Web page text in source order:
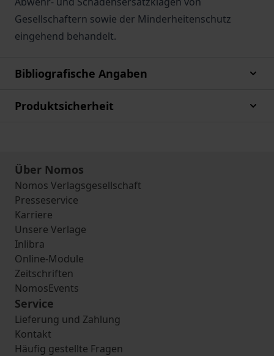
Gesellschaftern sowie der Minderheitenschutz
eingehend behandelt.
Bibliografische Angaben
Produktsicherheit
Über Nomos
Nomos Verlagsgesellschaft
Presseservice
Karriere
Unsere Verlage
Inlibra
Online-Module
Zeitschriften
NomosEvents
Service
Lieferung und Zahlung
Kontakt
Häufig gestellte Fragen